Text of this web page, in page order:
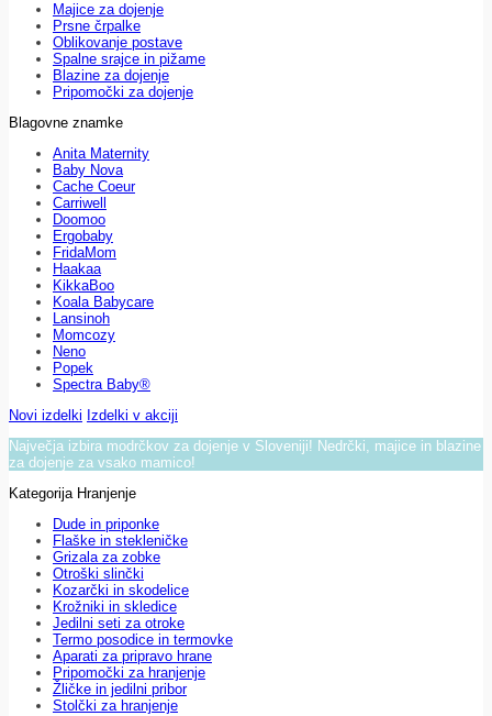
Majice za dojenje
Prsne črpalke
Oblikovanje postave
Spalne srajce in pižame
Blazine za dojenje
Pripomočki za dojenje
Blagovne znamke
Anita Maternity
Baby Nova
Cache Coeur
Carriwell
Doomoo
Ergobaby
FridaMom
Haakaa
KikkaBoo
Koala Babycare
Lansinoh
Momcozy
Neno
Popek
Spectra Baby®
Novi izdelki Izdelki v akciji
Največja izbira modrčkov za dojenje v Sloveniji! Nedrčki, majice in blazine
za dojenje za vsako mamico!
Kategorija Hranjenje
Dude in priponke
Flaške in stekleničke
Grizala za zobke
Otroški slinčki
Kozarčki in skodelice
Krožniki in skledice
Jedilni seti za otroke
Termo posodice in termovke
Aparati za pripravo hrane
Pripomočki za hranjenje
Žličke in jedilni pribor
Stolčki za hranjenje